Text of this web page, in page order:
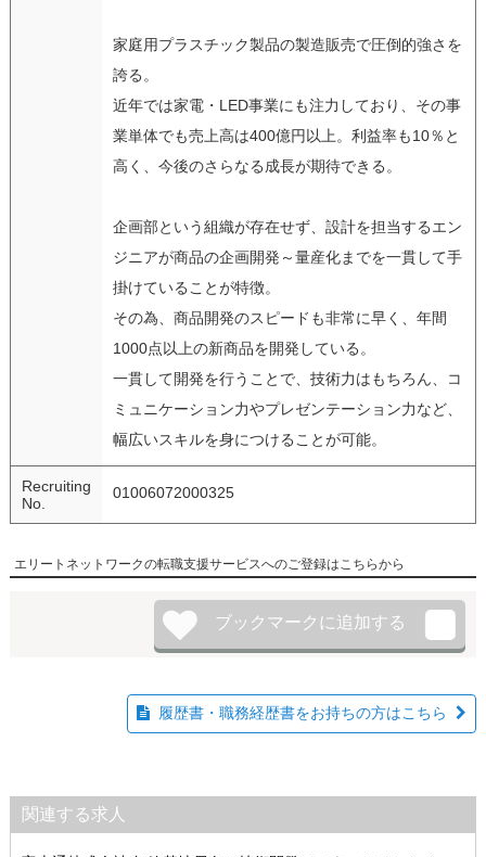
家庭用プラスチック製品の製造販売で圧倒的強さを
誇る。
近年では家電・LED事業にも注力しており、その事
業単体でも売上高は400億円以上。利益率も10％と
高く、今後のさらなる成長が期待できる。
企画部という組織が存在せず、設計を担当するエン
ジニアが商品の企画開発～量産化までを一貫して手
掛けていることが特徴。
その為、商品開発のスピードも非常に早く、年間
1000点以上の新商品を開発している。
一貫して開発を行うことで、技術力はもちろん、コ
ミュニケーション力やプレゼンテーション力など、
幅広いスキルを身につけることが可能。
Recruiting
No.
01006072000325
エリートネットワークの転職支援サービスへのご登録はこちらから
履歴書・職務経歴書をお持ちの方はこちら
関連する求人